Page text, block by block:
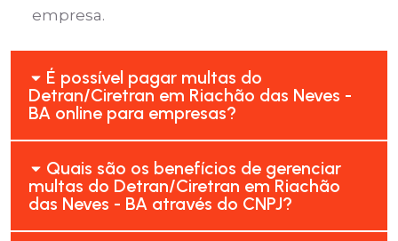
empresa.
É possível pagar multas do
Detran/Ciretran em Riachão das Neves -
BA online para empresas?
Quais são os benefícios de gerenciar
multas do Detran/Ciretran em Riachão
das Neves - BA através do CNPJ?